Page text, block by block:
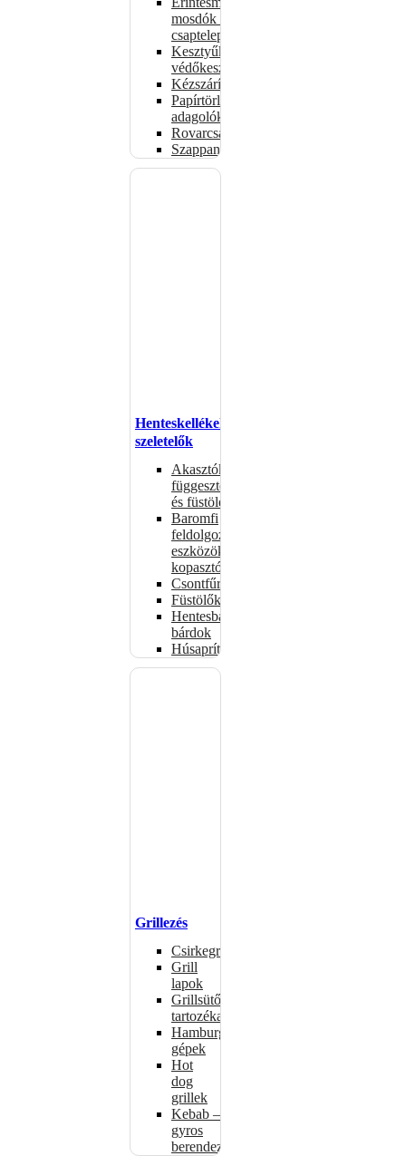
mosdók és
csaptelepek
Kesztyűk,
védőkesztyűk
Kézszárítók
Papírtörlő-
adagolók
Rovarcsapdák
Szappanadagolók
Henteskellékek,
szeletelők
Akasztók
függesztéshez
és füstöléshez
Baromfi
feldolgozó
eszközök,
kopasztók
Csontfűrészek
Füstölők
Hentesbalták,
bárdok
Húsaprítók
Grillezés
Csirkegrillek
Grill
lapok
Grillsütők
tartozékai
Hamburgerformázó
gépek
Hot
dog
grillek
Kebab –
gyros
berendezés